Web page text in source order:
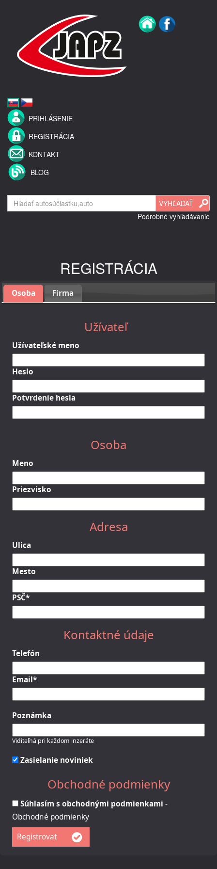
PRIHLÁSENIE
REGISTRÁCIA
KONTAKT
BLOG
Podrobné vyhľadávanie
REGISTRÁCIA
Osoba Firma
Užívateľ
Užívateľské meno
Heslo
Potvrdenie hesla
Osoba
Meno
Priezvisko
Adresa
Ulica
Mesto
PSČ*
Kontaktné údaje
Telefón
Email*
Poznámka
Viditeľná pri každom inzeráte
Zasielanie noviniek
Obchodné podmienky
Súhlasím s obchodnými podmienkami -
Obchodné podmienky